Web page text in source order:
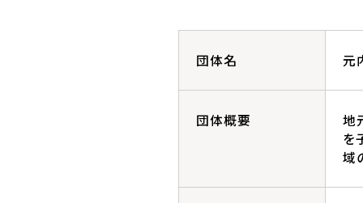
団体名 元
団体概要
地
を
域